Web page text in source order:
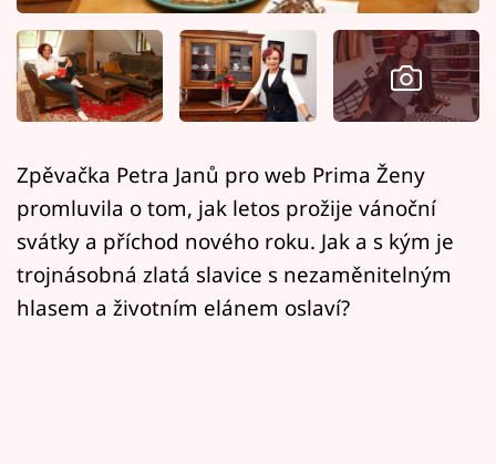
Pořady
Mámy sobě
Sledujte nás
Zpěvačka Petra Janů pro web Prima Ženy
promluvila o tom, jak letos prožije vánoční
svátky a příchod nového roku. Jak a s kým je
trojnásobná zlatá slavice s nezaměnitelným
hlasem a životním elánem oslaví?